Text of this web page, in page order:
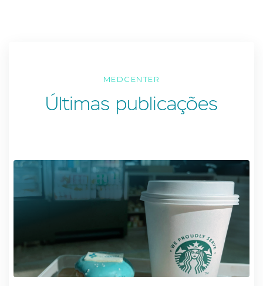
MEDCENTER
Últimas publicações